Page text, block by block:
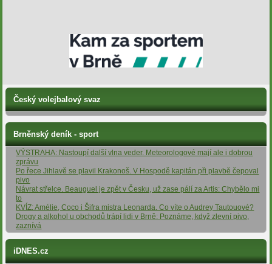
Český volejbalový svaz
Brněnský deník - sport
VÝSTRAHA: Nastoupí další vlna veder. Meteorologové mají ale i dobrou
zprávu
Po řece Jihlavě se plavil Krakonoš. V Hospodě kapitán při plavbě čepoval
pivo
Návrat střelce. Beauguel je zpět v Česku, už zase pálí za Artis: Chybělo mi
to
KVÍZ: Amélie, Coco i Šifra mistra Leonarda. Co víte o Audrey Tautouové?
Drogy a alkohol u obchodů trápí lidi v Brně: Poznáme, když zlevní pivo,
zaznívá
iDNES.cz